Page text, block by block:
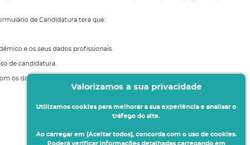
de Candidatura terá que:
e os seus dados profissionais.
de candidatura.
dados da sua candidatura e validar se a mesma foi aceite.
Valorizamos a sua privacidade
Utilizamos cookies para melhorar a sua experiência e analisar o
tráfego do site.
Ao carregar em [Aceitar todos], concorda com o uso de cookies.
Poderá verificar informações detalhadas carregando em